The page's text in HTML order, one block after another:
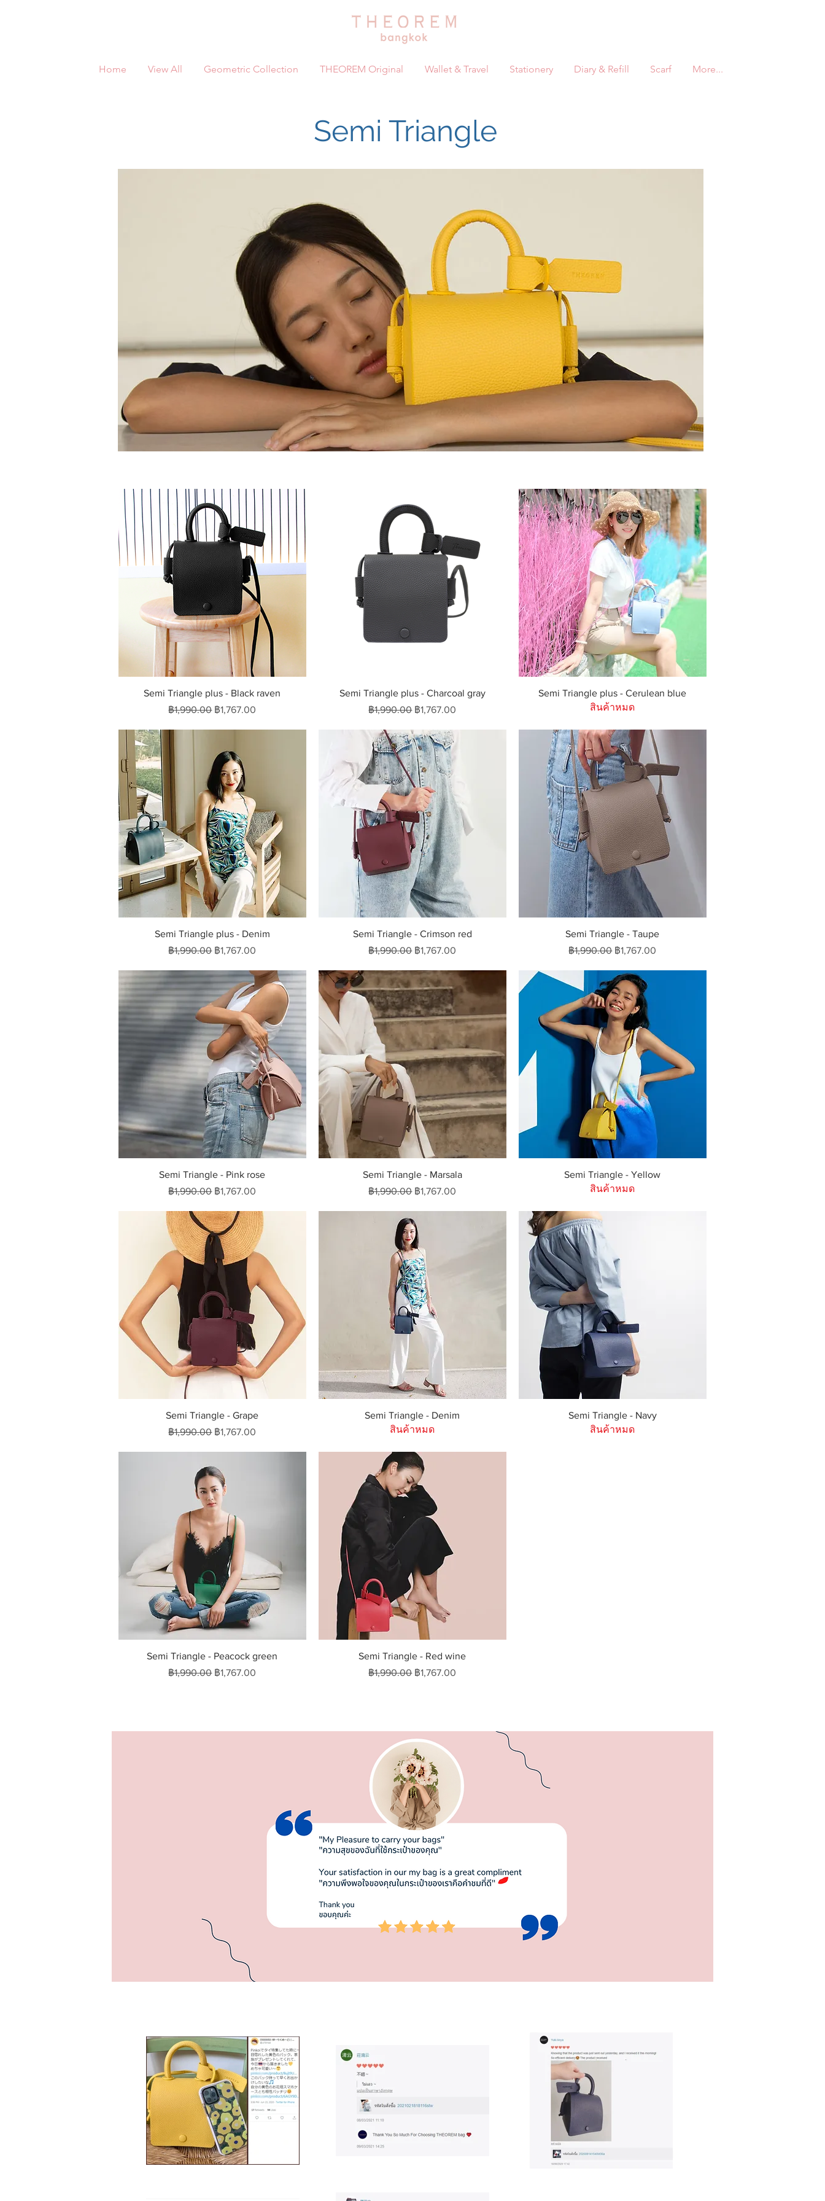
Home View All Geometric Collection THEOREM Original Wallet & Travel Stationery Diary & Refill Scarf More...
Semi Triangle
ดูข้อมูลด่วน
Semi Triangle plus - Black raven
ราคาปกติ
฿1,990.00 ราคาขายลด
฿1,767.00
ดูข้อมูลด่วน
Semi Triangle plus - Charcoal gray
ราคาปกติ
฿1,990.00 ราคาขายลด
฿1,767.00
ดูข้อมูลด่วน
Semi Triangle plus - Cerulean blue
สินค้าหมด
ดูข้อมูลด่วน
Semi Triangle plus - Denim
ราคาปกติ
฿1,990.00 ราคาขายลด
฿1,767.00
ดูข้อมูลด่วน
Semi Triangle - Crimson red
ราคาปกติ
฿1,990.00 ราคาขายลด
฿1,767.00
ดูข้อมูลด่วน
Semi Triangle - Taupe
ราคาปกติ
฿1,990.00 ราคาขายลด
฿1,767.00
ดูข้อมูลด่วน
Semi Triangle - Pink rose
ราคาปกติ
฿1,990.00 ราคาขายลด
฿1,767.00
ดูข้อมูลด่วน
Semi Triangle - Marsala
ราคาปกติ
฿1,990.00 ราคาขายลด
฿1,767.00
ดูข้อมูลด่วน
Semi Triangle - Yellow
สินค้าหมด
ดูข้อมูลด่วน
Semi Triangle - Grape
ราคาปกติ
฿1,990.00 ราคาขายลด
฿1,767.00
ดูข้อมูลด่วน
Semi Triangle - Denim
สินค้าหมด
ดูข้อมูลด่วน
Semi Triangle - Navy
สินค้าหมด
ดูข้อมูลด่วน
Semi Triangle - Peacock green
ราคาปกติ
฿1,990.00 ราคาขายลด
฿1,767.00
ดูข้อมูลด่วน
Semi Triangle - Red wine
ราคาปกติ
฿1,990.00 ราคาขายลด
฿1,767.00